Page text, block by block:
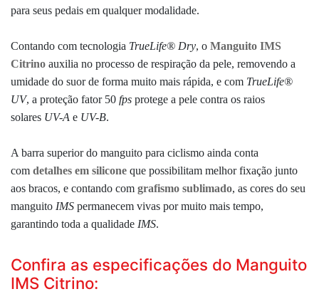
para seus pedais em qualquer modalidade.
Contando com tecnologia TrueLife® Dry, o Manguito IMS
Citrino auxilia no processo de respiração da pele, removendo a
umidade do suor de forma muito mais rápida, e com TrueLife®
UV, a proteção fator 50 fps protege a pele contra os raios
solares UV-A e UV-B.
A barra superior do manguito para ciclismo ainda conta
com detalhes em silicone que possibilitam melhor fixação junto
aos bracos, e contando com grafismo sublimado, as cores do seu
manguito IMS permanecem vivas por muito mais tempo,
garantindo toda a qualidade IMS.
Confira as especificações do Manguito
IMS Citrino: